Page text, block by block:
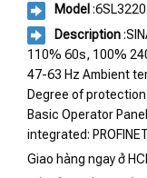
Model
Description
110% 60s, 100%
47-63 Hz Ambient
Degree of
Basic Operator
integrated:
Giao hàng ngay ở